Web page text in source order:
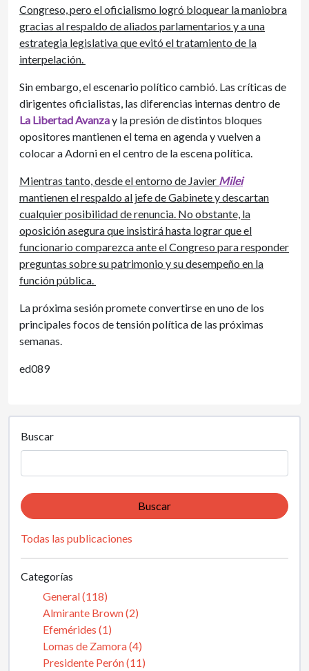
Congreso, pero el oficialismo logró bloquear la maniobra
gracias al respaldo de aliados parlamentarios y a una
estrategia legislativa que evitó el tratamiento de la
interpelación.
Sin embargo, el escenario político cambió. Las críticas de
dirigentes oficialistas, las diferencias internas dentro de
La Libertad Avanzay la presión de distintos bloques
opositores mantienen el tema en agenda y vuelven a
colocar a Adorni en el centro de la escena política.
Mientras tanto, desde el entorno de Javier Milei
mantienen el respaldo al jefe de Gabinete y descartan
cualquier posibilidad de renuncia. No obstante, la
oposición asegura que insistirá hasta lograr que el
funcionario comparezca ante el Congreso para responder
preguntas sobre su patrimonio y su desempeño en la
función pública.
La próxima sesión promete convertirse en uno de los
principales focos de tensión política de las próximas
semanas.
ed089
Buscar
Buscar
Todas las publicaciones
Categorías
General (118)
Almirante Brown (2)
Efemérides (1)
Lomas de Zamora (4)
Presidente Perón (11)